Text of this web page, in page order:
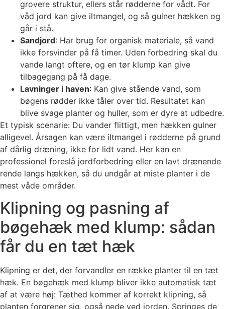
grovere struktur, ellers står rødderne for vådt. For
våd jord kan give iltmangel, og så gulner hækken og
går i stå.
Sandjord: Har brug for organisk materiale, så vand
ikke forsvinder på få timer. Uden forbedring skal du
vande langt oftere, og en tør klump kan give
tilbagegang på få dage.
Lavninger i haven: Kan give stående vand, som
bøgens rødder ikke tåler over tid. Resultatet kan
blive svage planter og huller, som er dyre at udbedre.
Et typisk scenarie: Du vander flittigt, men hækken gulner
alligevel. Årsagen kan være iltmangel i rødderne på grund
af dårlig dræning, ikke for lidt vand. Her kan en
professionel foreslå jordforbedring eller en lavt drænende
rende langs hækken, så du undgår at miste planter i de
mest våde områder.
Klipning og pasning af
bøgehæk med klump: sådan
får du en tæt hæk
Klipning er det, der forvandler en række planter til en tæt
hæk. En bøgehæk med klump bliver ikke automatisk tæt
af at være høj: Tæthed kommer af korrekt klipning, så
planten forgrener sig, også nede ved jorden. Springes de